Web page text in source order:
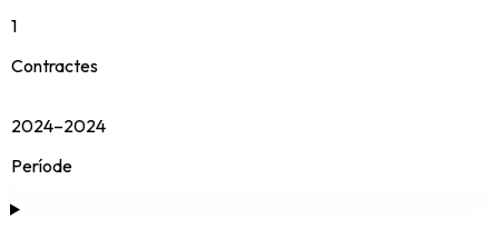
1
Contractes
2024–2024
Període